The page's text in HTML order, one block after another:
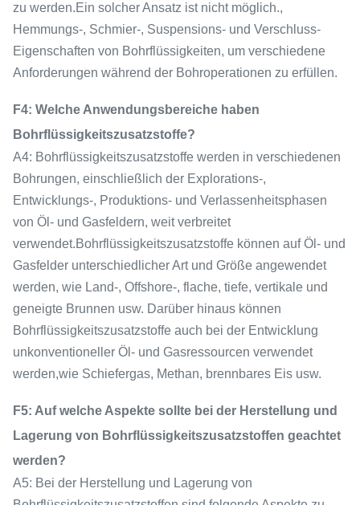
zu werden.Ein solcher Ansatz ist nicht möglich.,
Hemmungs-, Schmier-, Suspensions- und Verschluss-
Eigenschaften von Bohrflüssigkeiten, um verschiedene
Anforderungen während der Bohroperationen zu erfüllen.
F4: Welche Anwendungsbereiche haben
Bohrflüssigkeitszusatzstoffe?
A4: Bohrflüssigkeitszusatzstoffe werden in verschiedenen
Bohrungen, einschließlich der Explorations-,
Entwicklungs-, Produktions- und Verlassenheitsphasen
von Öl- und Gasfeldern, weit verbreitet
verwendet.Bohrflüssigkeitszusatzstoffe können auf Öl- und
Gasfelder unterschiedlicher Art und Größe angewendet
werden, wie Land-, Offshore-, flache, tiefe, vertikale und
geneigte Brunnen usw. Darüber hinaus können
Bohrflüssigkeitszusatzstoffe auch bei der Entwicklung
unkonventioneller Öl- und Gasressourcen verwendet
werden,wie Schiefergas, Methan, brennbares Eis usw.
F5: Auf welche Aspekte sollte bei der Herstellung und
Lagerung von Bohrflüssigkeitszusatzstoffen geachtet
werden?
A5: Bei der Herstellung und Lagerung von